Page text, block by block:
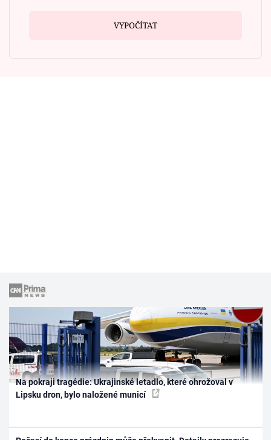
VYPOČÍTAT
Na pokraji tragédie: Ukrajinské letadlo, které ohrožoval v
Lipsku dron, bylo naložené municí